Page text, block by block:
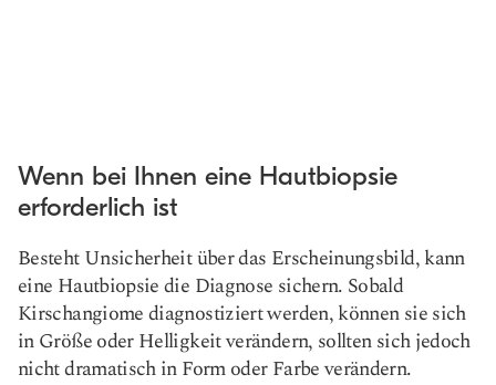
Wenn bei Ihnen eine Hautbiopsie
erforderlich ist
Besteht Unsicherheit über das Erscheinungsbild, kann
eine Hautbiopsie die Diagnose sichern. Sobald
Kirschangiome diagnostiziert werden, können sie sich
in Größe oder Helligkeit verändern, sollten sich jedoch
nicht dramatisch in Form oder Farbe verändern.